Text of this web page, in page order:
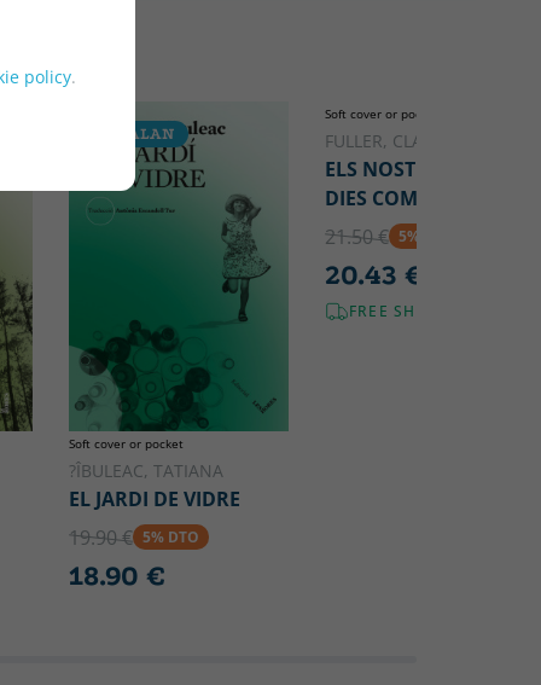
policy.
CATALAN
Soft cover or pocket
?ÎBULEAC, TATIANA
EL JARDI DE VIDRE
19.90 € 5% DTO
18.90 €
CATALAN
Soft cover or pocket
FULLER, CLAIRE
ELS NOSTRES INFINITS
DIES COMPTATS
21.50 € 5% DTO
20.43 €
FREE SHIPPING!